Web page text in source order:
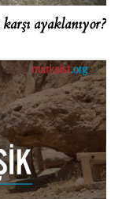
ayaklanıyor?